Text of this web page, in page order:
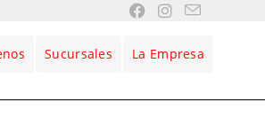
Sucursales La Empresa